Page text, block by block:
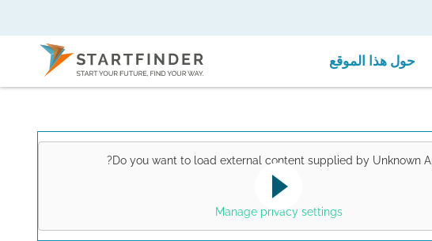
حول هذا الموقع
Do you want to load external content supplied by Unknown
?
Yes
Manage privacy settings
This link opens a YouTube video.
note the data protection regulations